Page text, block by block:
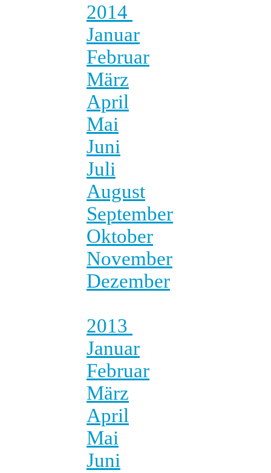
2014
Januar
Februar
März
April
Mai
Juni
Juli
August
September
Oktober
November
Dezember
2013
Januar
Februar
März
April
Mai
Juni